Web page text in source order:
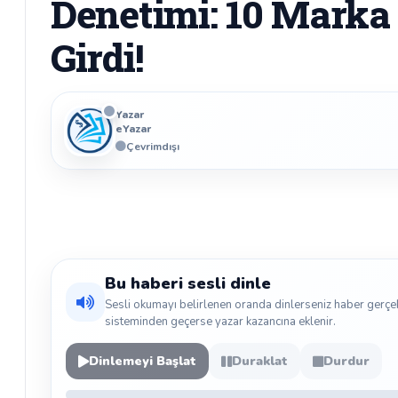
Denetimi: 10
Girdi!
Yazar
eYazar
Çevrimdışı
Bu haberi sesli dinle
Sesli okumayı belirlenen oranda dinlerseniz haber
sisteminden geçerse yazar kazancına eklenir.
Dinlemeyi Başlat Duraklat Durdur